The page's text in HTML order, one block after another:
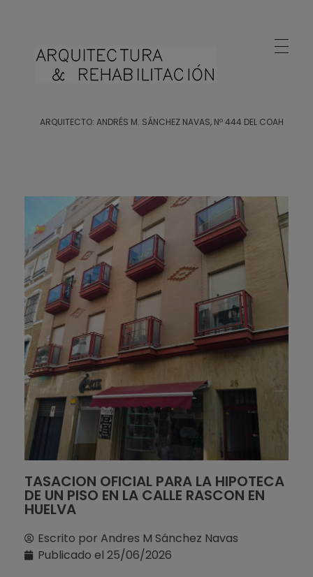
ARQUITECTO: ANDRÉS M. SÁNCHEZ NAVAS, Nº 444 DEL COAH
TASACION OFICIAL PARA LA HIPOTECA
DE UN PISO EN LA CALLE RASCON EN
HUELVA
Escrito por Andres M Sánchez Navas
Publicado el 25/06/2026